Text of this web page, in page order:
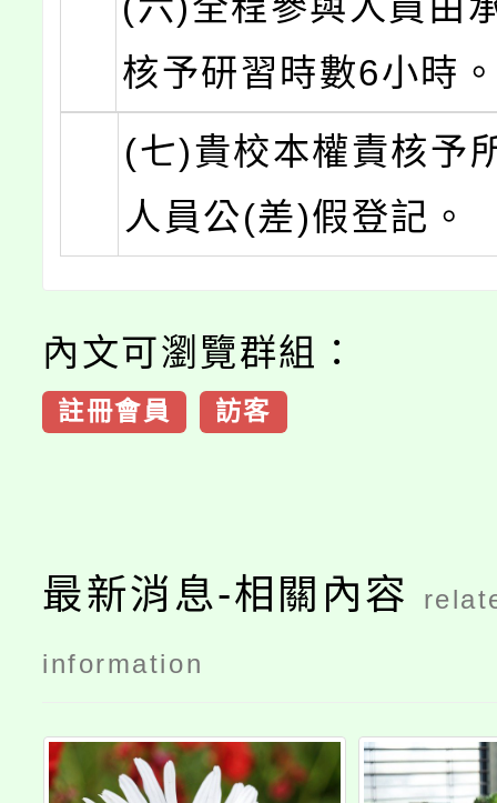
核予研習時數6小時
(七)貴校本權責核予
人員公(差)假登記。
內文可瀏覽群組：
註冊會員 訪客
最新消息-相關內容
information